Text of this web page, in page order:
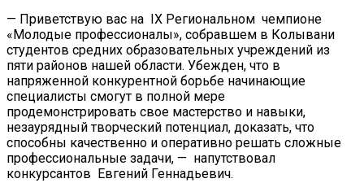
— Приветствую вас на IX Региональном чемпионе
«Молодые профессионалы», собравшем в Колывани
студентов средних образовательных учреждений из
пяти районов нашей области. Убежден, что в
напряженной конкурентной борьбе начинающие
специалисты смогут в полной мере
продемонстрировать свое мастерство и навыки,
незаурядный творческий потенциал, доказать, что
способны качественно и оперативно решать сложные
профессиональные задачи, — напутствовал
конкурсантов Евгений Геннадьевич.